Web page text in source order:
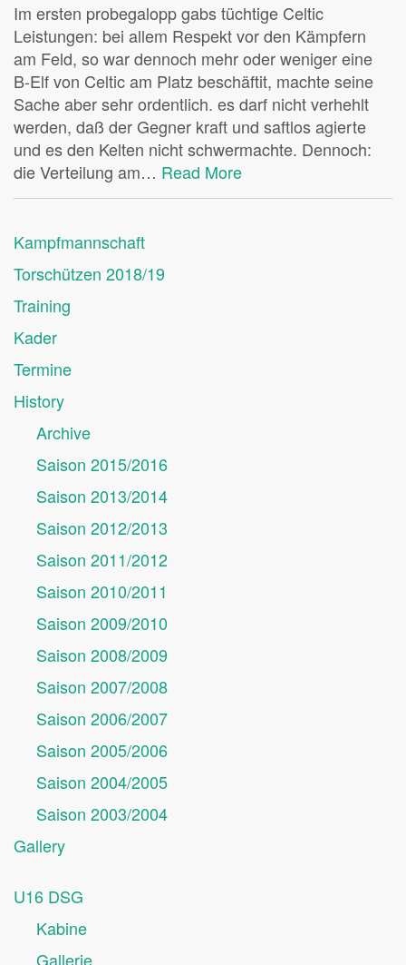
Im ersten probegalopp gabs tüchtige Celtic
Leistungen: bei allem Respekt vor den Kämpfern
am Feld, so war dennoch mehr oder weniger eine
B-Elf von Celtic am Platz beschäftit, machte seine
Sache aber sehr ordentlich. es darf nicht verhehlt
werden, daß der Gegner kraft und saftlos agierte
und es den Kelten nicht schwermachte. Dennoch:
die Verteilung am… Read More
Kampfmannschaft
Torschützen 2018/19
Training
Kader
Termine
History
Archive
Saison 2015/2016
Saison 2013/2014
Saison 2012/2013
Saison 2011/2012
Saison 2010/2011
Saison 2009/2010
Saison 2008/2009
Saison 2007/2008
Saison 2006/2007
Saison 2005/2006
Saison 2004/2005
Saison 2003/2004
Gallery
U16 DSG
Kabine
Gallerie